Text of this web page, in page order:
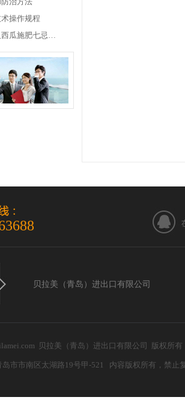
操作规程
西瓜施肥七忌…
贝拉美（青岛）进出口有限公司
贝拉美（青岛）进出口有限公司 版权所
岛市市南区太湖路19号甲-521 内容版权所有，禁